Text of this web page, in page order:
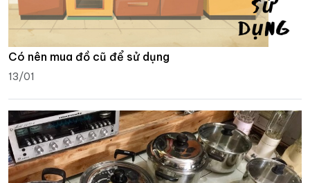
Có nên mua đồ cũ để sử dụng
13/01